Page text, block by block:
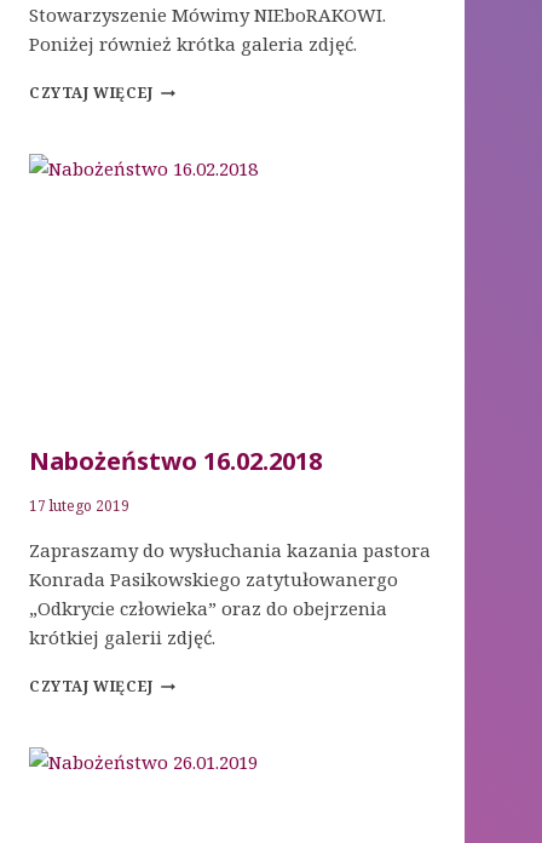
Stowarzyszenie Mówimy NIEboRAKOWI.
Poniżej również krótka galeria zdjęć.
CZYTAJ WIĘCEJKONCERT
ANNY
Nabożeństwo 16.02.2018
17 lutego 2019
Zapraszamy do wysłuchania kazania pastora
Konrada Pasikowskiego zatytułowanergo
„Odkrycie człowieka” oraz do obejrzenia
krótkiej galerii zdjęć.
CZYTAJ WIĘCEJNABOŻEŃSTWO